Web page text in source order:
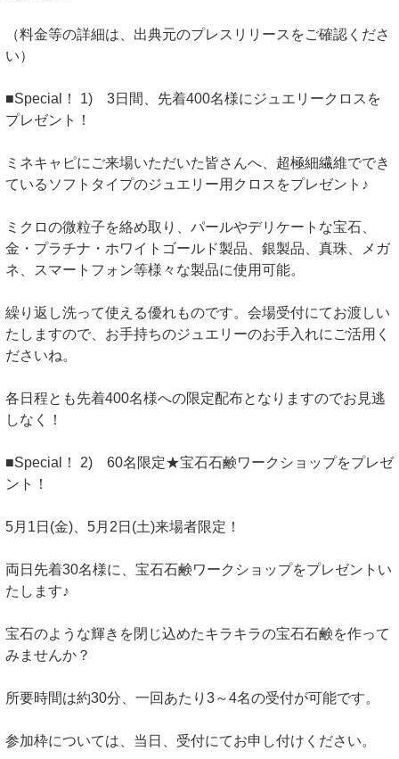
（料金等の詳細は、出典元のプレスリリースをご確認くださ
い）
■Special！ 1) 3日間、先着400名様にジュエリークロスを
プレゼント！
ミネキャピにご来場いただいた皆さんへ、超極細繊維ででき
ているソフトタイプのジュエリー用クロスをプレゼント♪
ミクロの微粒子を絡め取り、パールやデリケートな宝石、
金・プラチナ・ホワイトゴールド製品、銀製品、真珠、メガ
ネ、スマートフォン等様々な製品に使用可能。
繰り返し洗って使える優れものです。会場受付にてお渡しい
たしますので、お手持ちのジュエリーのお手入れにご活用く
ださいね。
各日程とも先着400名様への限定配布となりますのでお見逃
しなく！
■Special！ 2) 60名限定★宝石石鹸ワークショップをプレゼ
ント！
5月1日(金)、5月2日(土)来場者限定！
両日先着30名様に、宝石石鹸ワークショップをプレゼントい
たします♪
宝石のような輝きを閉じ込めたキラキラの宝石石鹸を作って
みませんか？
所要時間は約30分、一回あたり3～4名の受付が可能です。
参加枠については、当日、受付にてお申し付けください。